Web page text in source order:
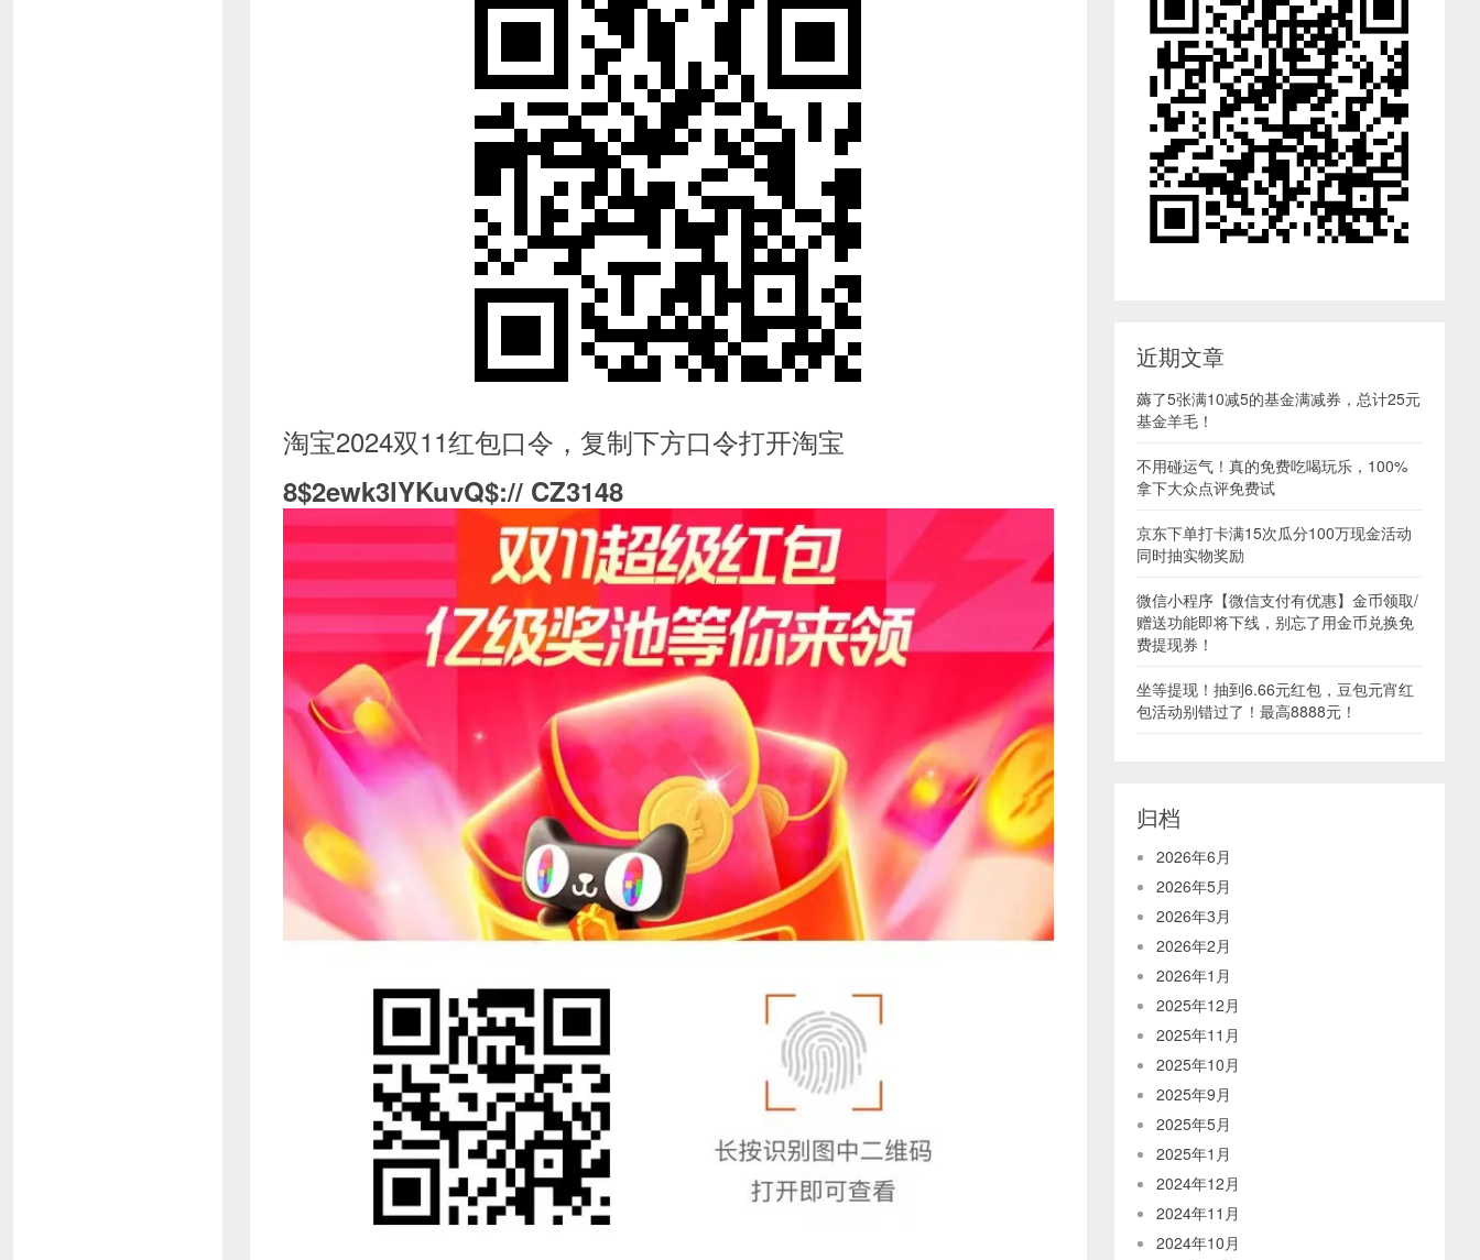
淘宝2024双11红包口令，复制下方口令打开淘宝
8$2ewk3lYKuvQ$:// CZ3148
近期文章
薅了5张满10减5的基金满减券，总计25元
基金羊毛！
不用碰运气！真的免费吃喝玩乐，100%
拿下大众点评免费试
京东下单打卡满15次瓜分100万现金活动
同时抽实物奖励
微信小程序【微信支付有优惠】金币领取/
赠送功能即将下线，别忘了用金币兑换免
费提现券！
坐等提现！抽到6.66元红包，豆包元宵红
包活动别错过了！最高8888元！
归档
2026年6月
2026年5月
2026年3月
2026年2月
2026年1月
2025年12月
2025年11月
2025年10月
2025年9月
2025年5月
2025年1月
2024年12月
2024年11月
2024年10月